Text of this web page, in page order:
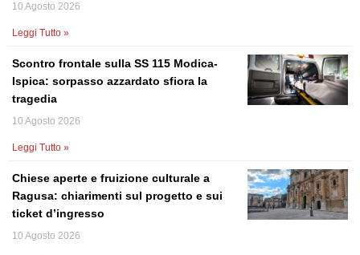
10 Agosto 2026
Leggi Tutto »
Scontro frontale sulla SS 115 Modica-
Ispica: sorpasso azzardato sfiora la
tragedia
10 Agosto 2026
Leggi Tutto »
Chiese aperte e fruizione culturale a
Ragusa: chiarimenti sul progetto e sui
ticket d’ingresso
10 Agosto 2026